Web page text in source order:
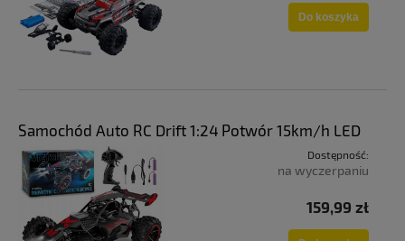
Do koszyka
Samochód Auto RC Drift 1:24 Potwór 15km/h LED
Dostępność:
na wyczerpaniu
159,99 zł